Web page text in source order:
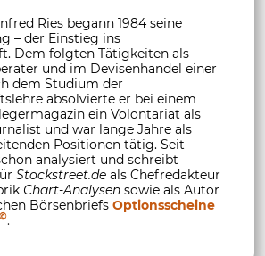
Ries begann 1984 seine
– der Einstieg ins
Dem folgten Tätigkeiten als
und im Devisenhandel einer
dem Studium der
absolvierte er bei einem
ein Volontariat als
und war lange Jahre als
Positionen tätig. Seit
analysiert und schreibt
Stockstreet.de als Chefredakteur
Chart-Analysen sowie als Autor
Börsenbriefs Optionsscheine
©.